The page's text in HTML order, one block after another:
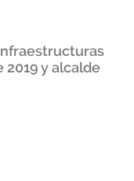
2019 y alcalde